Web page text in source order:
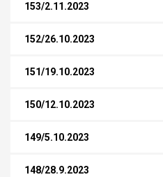
153/2.11.2023
152/26.10.2023
151/19.10.2023
150/12.10.2023
149/5.10.2023
148/28.9.2023